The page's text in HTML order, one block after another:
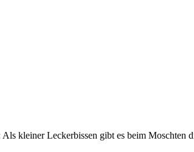
Als kleiner Leckerbissen gibt es beim Moschten